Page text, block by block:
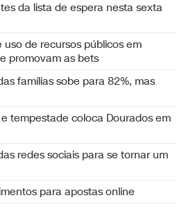
da lista de espera nesta sexta
uso de recursos públicos em
promovam as bets
famílias sobe para 82%, mas
tempestade coloca Dourados em
redes sociais para se tornar um
para apostas online